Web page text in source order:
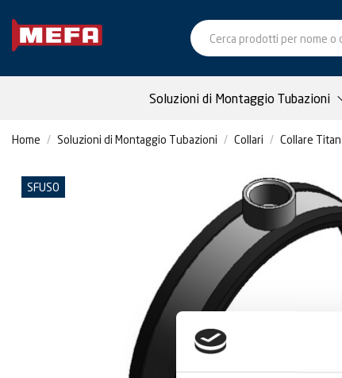
Soluzioni di Montaggio Tubazioni
Home Soluzioni di Montaggio Tubazioni Collari Collare
SFUSO